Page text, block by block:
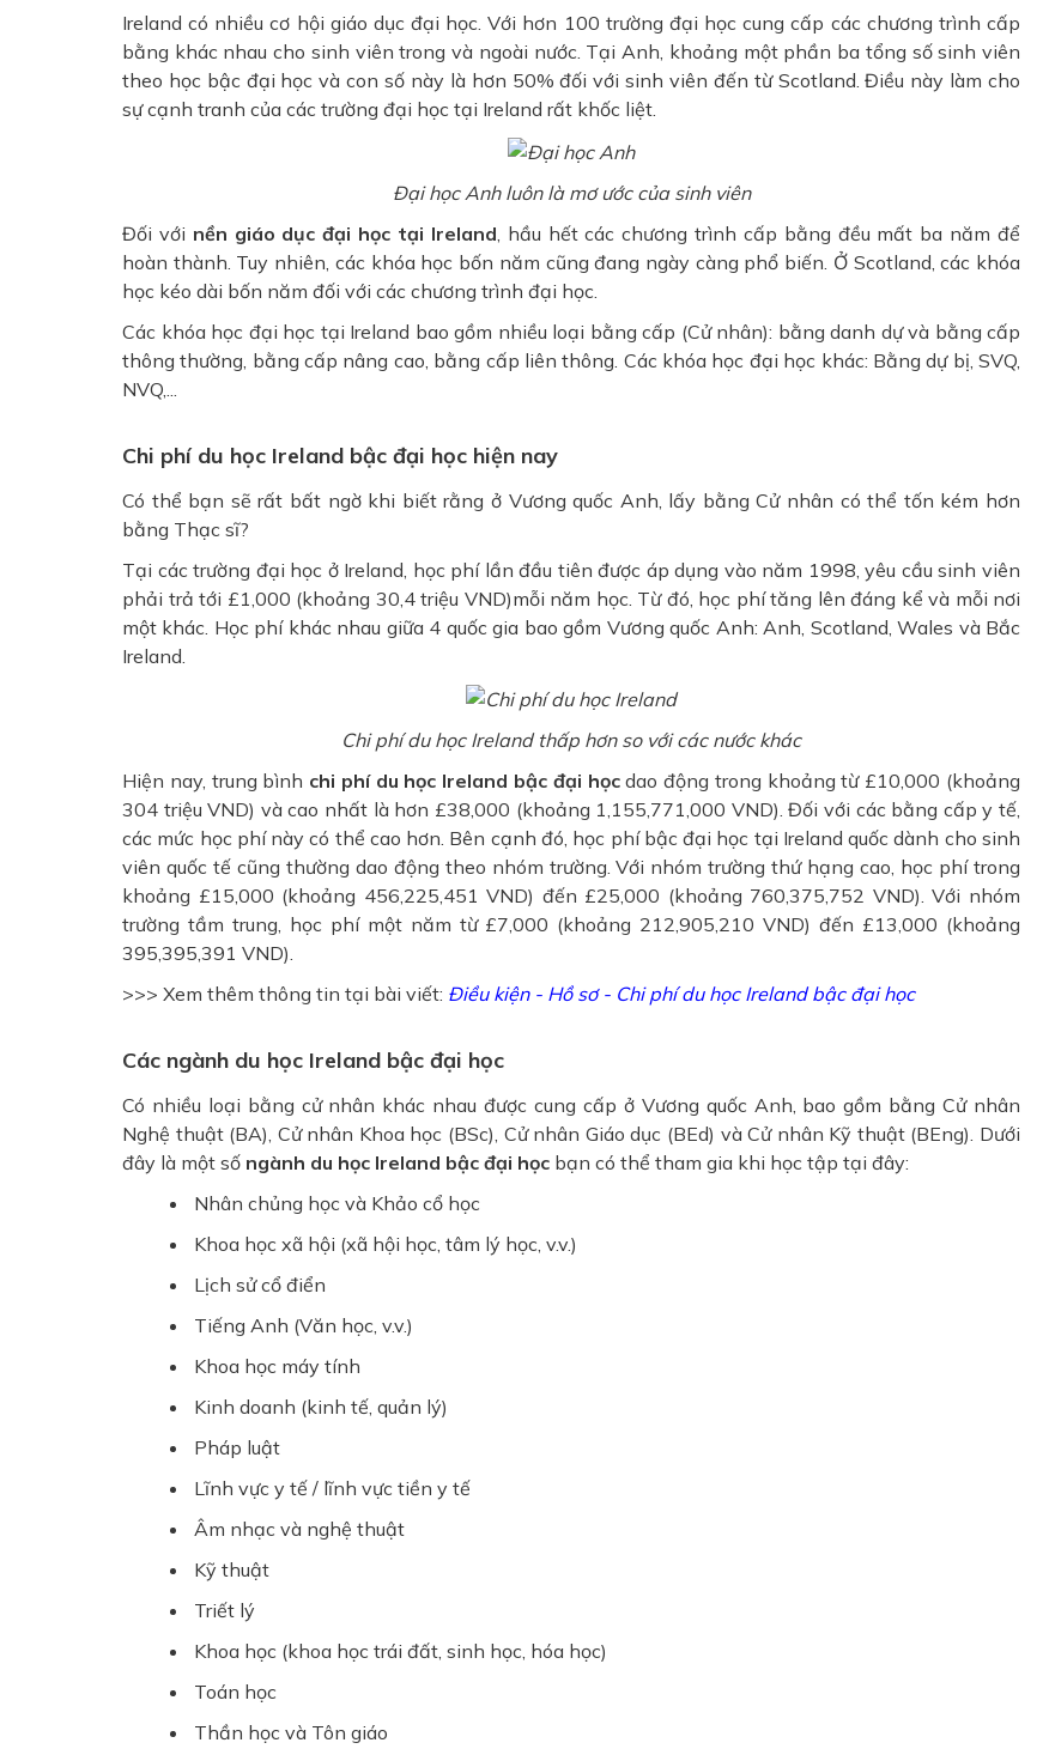
Ireland có nhiều cơ hội giáo dục đại học. Với hơn 100 trường đại học cung cấp các chương trình cấp
bằng khác nhau cho sinh viên trong và ngoài nước. Tại Anh, khoảng một phần ba tổng số sinh viên
theo học bậc đại học và con số này là hơn 50% đối với sinh viên đến từ Scotland. Điều này làm cho
sự cạnh tranh của các trường đại học tại Ireland rất khốc liệt.
Đại học Anh luôn là mơ ước của sinh viên
Đối với nền giáo dục đại học tại Ireland, hầu hết các chương trình cấp bằng đều mất ba năm để
hoàn thành. Tuy nhiên, các khóa học bốn năm cũng đang ngày càng phổ biến. Ở Scotland, các khóa
học kéo dài bốn năm đối với các chương trình đại học.
Các khóa học đại học tại Ireland bao gồm nhiều loại bằng cấp (Cử nhân): bằng danh dự và bằng cấp
thông thường, bằng cấp nâng cao, bằng cấp liên thông. Các khóa học đại học khác: Bằng dự bị, SVQ,
NVQ,...
Chi phí du học Ireland bậc đại học hiện nay
Có thể bạn sẽ rất bất ngờ khi biết rằng ở Vương quốc Anh, lấy bằng Cử nhân có thể tốn kém hơn
bằng Thạc sĩ?
Tại các trường đại học ở Ireland, học phí lần đầu tiên được áp dụng vào năm 1998, yêu cầu sinh viên
phải trả tới £1,000 (khoảng 30,4 triệu VND)mỗi năm học. Từ đó, học phí tăng lên đáng kể và mỗi nơi
một khác. Học phí khác nhau giữa 4 quốc gia bao gồm Vương quốc Anh: Anh, Scotland, Wales và Bắc
Ireland.
Chi phí du học Ireland thấp hơn so với các nước khác
Hiện nay, trung bình chi phí du học Ireland bậc đại họcdao động trong khoảng từ £10,000 (khoảng
304 triệu VND) và cao nhất là hơn £38,000 (khoảng 1,155,771,000 VND). Đối với các bằng cấp y tế,
các mức học phí này có thể cao hơn. Bên cạnh đó, học phí bậc đại học tại Ireland quốc dành cho sinh
viên quốc tế cũng thường dao động theo nhóm trường. Với nhóm trường thứ hạng cao, học phí trong
khoảng £15,000 (khoảng 456,225,451 VND) đến £25,000 (khoảng 760,375,752 VND). Với nhóm
trường tầm trung, học phí một năm từ £7,000 (khoảng 212,905,210 VND) đến £13,000 (khoảng
395,395,391 VND).
>>> Xem thêm thông tin tại bài viết: Điều kiện - Hồ sơ - Chi phí du học Ireland bậc đại học
Các ngành du học Ireland bậc đại học
Có nhiều loại bằng cử nhân khác nhau được cung cấp ở Vương quốc Anh, bao gồm bằng Cử nhân
Nghệ thuật (BA), Cử nhân Khoa học (BSc), Cử nhân Giáo dục (BEd) và Cử nhân Kỹ thuật (BEng). Dưới
đây là một số ngành du học Ireland bậc đại học bạn có thể tham gia khi học tập tại đây:
Nhân chủng học và Khảo cổ học
Khoa học xã hội (xã hội học, tâm lý học, v.v.)
Lịch sử cổ điển
Tiếng Anh (Văn học, v.v.)
Khoa học máy tính
Kinh doanh (kinh tế, quản lý)
Pháp luật
Lĩnh vực y tế / lĩnh vực tiền y tế
Âm nhạc và nghệ thuật
Kỹ thuật
Triết lý
Khoa học (khoa học trái đất, sinh học, hóa học)
Toán học
Thần học và Tôn giáo